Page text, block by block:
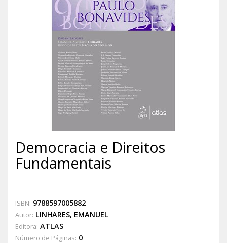
Democracia e Direitos
Fundamentais
ISBN: 9788597005882
Autor: LINHARES, EMANUEL
Editora: ATLAS
Número de Páginas: 0